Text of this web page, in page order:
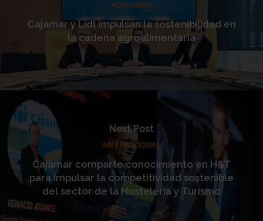
ADN-AGRO
Cajamar y Lidl impulsan la sostenibilidad en
la cadena agroalimentaria
Next Post
INSTITUCIONAL
Cajamar comparte conocimiento en H&T
para impulsar la competitividad sostenible
del sector de la Hostelería y Turismo